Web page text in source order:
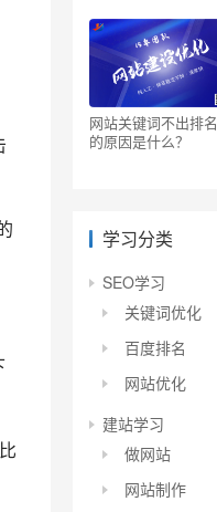
网站关键词不出排名
的原因是什么？
学习分类
SEO学习
关键词优化
百度排名
网站优化
建站学习
做网站
网站制作